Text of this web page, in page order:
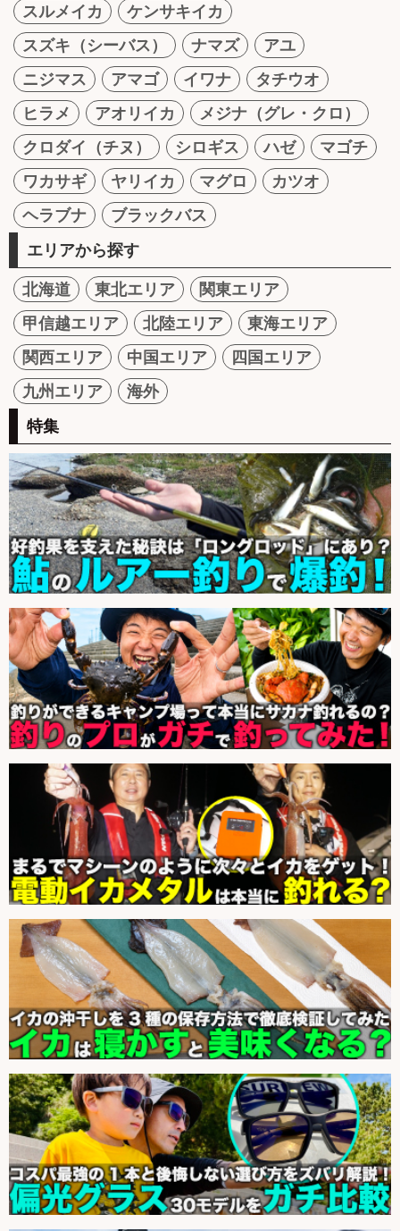
スルメイカ
ケンサキイカ
スズキ（シーバス）
ナマズ
アユ
ニジマス
アマゴ イワナ
タチウオ
ヒラメ
アオリイカ
メジナ（グレ・クロ）
クロダイ（チヌ）
シロギス ハゼ
マゴチ
ワカサギ
ヤリイカ マグロ
カツオ
ヘラブナ
ブラックバス
エリアから探す
北海道 東北エリア
関東エリア
甲信越エリア
北陸エリア
東海エリア
関西エリア
中国エリア
四国エリア
九州エリア
海外
特集